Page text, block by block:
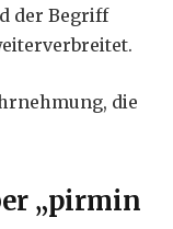
der Begriff
die
„pirmin